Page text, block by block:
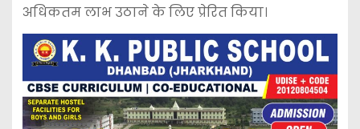
अधिकतम लाभ उठाने के लिए प्रेरित किया।